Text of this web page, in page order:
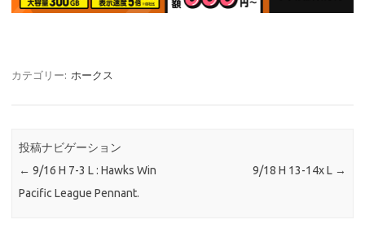
カテゴリー: ホークス
投稿ナビゲーション
← 9/16 H 7-3 L : Hawks Win
Pacific League Pennant.
9/18 H 13-14x L →